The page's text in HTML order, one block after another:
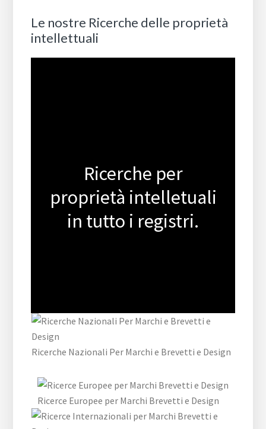
Le nostre Ricerche delle proprietà
intellettuali
Ricerche per
proprietà intelletuali
in tutto i registri.
Ricerche Nazionali Per Marchi e Brevetti e Design
Ricerce Europee per Marchi Brevetti e Design